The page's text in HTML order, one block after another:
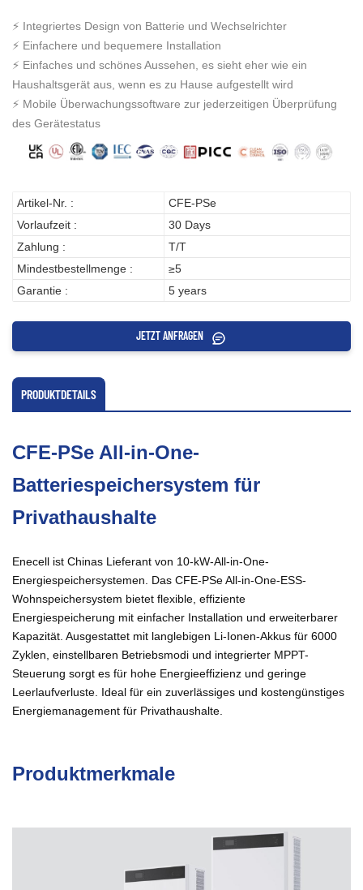
⚡ Integriertes Design von Batterie und Wechselrichter
⚡ Einfachere und bequemere Installation
⚡ Einfaches und schönes Aussehen, es sieht eher wie ein
Haushaltsgerät aus, wenn es zu Hause aufgestellt wird
⚡ Mobile Überwachungssoftware zur jederzeitigen Überprüfung
des Gerätestatus
Artikel-Nr. :
CFE-PSe
Vorlaufzeit :
30 Days
Zahlung :
T/T
Mindestbestellmenge :
≥5
Garantie :
5 years
JETZT ANFRAGEN
PRODUKTDETAILS
CFE-PSe All-in-One-
Batteriespeichersystem für
Privathaushalte
Enecell ist Chinas Lieferant von 10-kW-All-in-One-
Energiespeichersystemen. Das CFE-PSe All-in-One-ESS-
Wohnspeichersystem bietet flexible, effiziente
Energiespeicherung mit einfacher Installation und erweiterbarer
Kapazität. Ausgestattet mit langlebigen Li-Ionen-Akkus für 6000
Zyklen, einstellbaren Betriebsmodi und integrierter MPPT-
Steuerung sorgt es für hohe Energieeffizienz und geringe
Leerlaufverluste. Ideal für ein zuverlässiges und kostengünstiges
Energiemanagement für Privathaushalte.
Produktmerkmale